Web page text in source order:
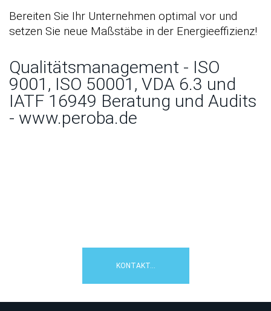
Bereiten Sie Ihr Unternehmen optimal vor und
setzen Sie neue Maßstäbe in der Energieeffizienz!
Qualitätsmanagement - ISO
9001, ISO 50001, VDA 6.3 und
IATF 16949 Beratung und Audits
- www.peroba.de
KONTAKT...